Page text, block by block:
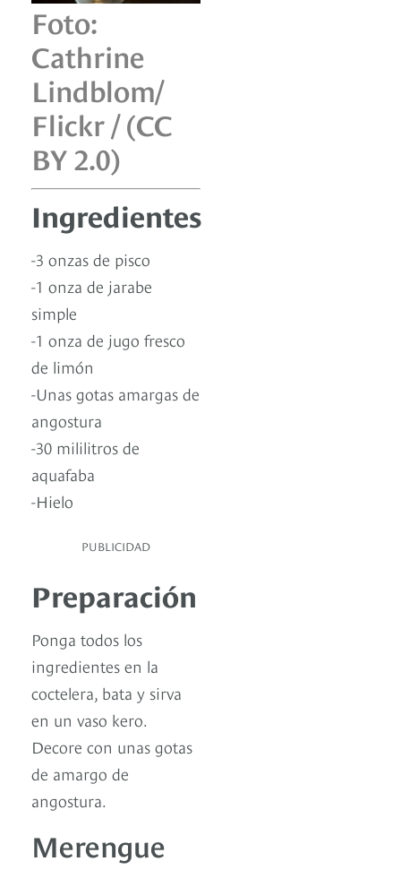
Foto:
Cathrine
Lindblom/
Flickr / (CC
BY 2.0)
Ingredientes
-3 onzas de pisco
-1 onza de jarabe
simple
-1 onza de jugo fresco
de limón
-Unas gotas amargas de
angostura
-30 mililitros de
aquafaba
-Hielo
PUBLICIDAD
Preparación
Ponga todos los
ingredientes en la
coctelera, bata y sirva
en un vaso kero.
Decore con unas gotas
de amargo de
angostura.
Merengue